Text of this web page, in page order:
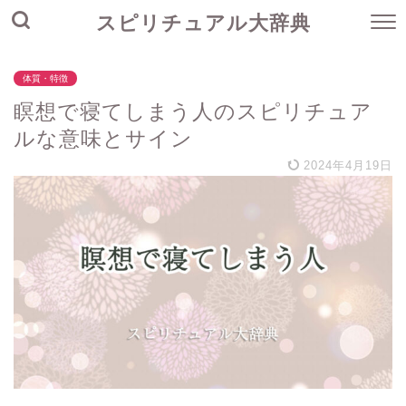
スピリチュアル大辞典
体質・特徴
瞑想で寝てしまう人のスピリチュア
ルな意味とサイン
2024年4月19日